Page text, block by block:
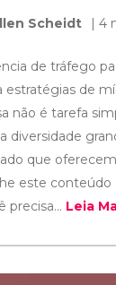
Scheidt | 4
de tráfego
estratégias de
não é tarefa
diversidade
que
este conteúdo
precisa... Leia